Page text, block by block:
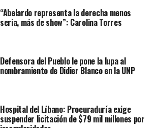
“Abelardo representa la derecha menos
seria, más de show”: Carolina Torres
Defensora del Pueblo le pone la lupa al
nombramiento de Didier Blanco en la UNP
Hospital del Líbano: Procuraduría exige
suspender licitación de $79 mil millones por